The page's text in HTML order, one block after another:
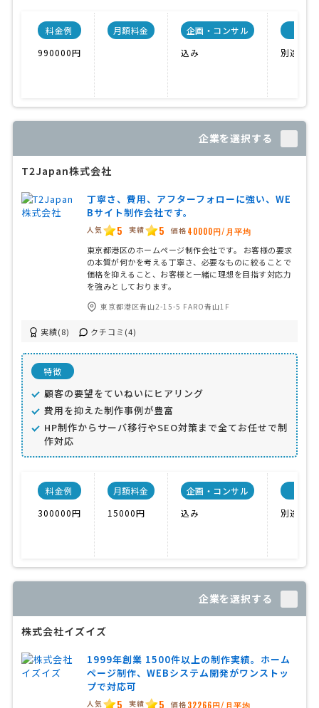
料金例
990000円
月額料金
企画・コンサル
込み
別途料
企業を選択する
T2Japan株式会社
丁寧さ、費用、アフターフォローに強い、WE
Bサイト制作会社です。
人気 5 実績 5 価格 40000円/月平均
東京都港区のホームページ制作会社です。 お客様の要求
の本質が何かを考える丁寧さ、必要なものに絞ることで
価格を抑えること、お客様と一緒に理想を目指す対応力
を強みとしております。
東京都港区青山2-15-5 FARO青山1F
実績(8) クチコミ(4)
特徴
顧客の要望をていねいにヒアリング
費用を抑えた制作事例が豊富
HP制作からサーバ移行やSEO対策まで全てお任せで制
作対応
料金例
300000円
月額料金
15000円
企画・コンサル
込み
別途料
企業を選択する
株式会社イズイズ
1999年創業 1500件以上の制作実績。ホーム
ページ制作、WEBシステム開発がワンストッ
プで対応可
人気 5 実績 5 価格 32266円/月平均